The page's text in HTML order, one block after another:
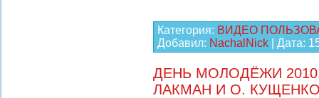
Категория: ВИДЕО
Добавил: NachalNick | Дата:
ДЕНЬ МОЛОДЁЖИ
ЛАКМАН И О.